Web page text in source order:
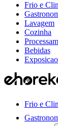
Frio e
Lavagem
Cozinha
Bebidas
Frio e